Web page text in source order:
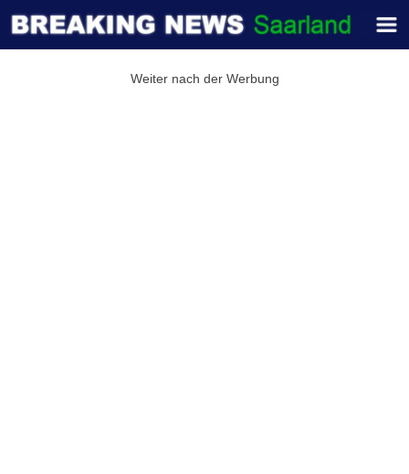
Weiter nach der Werbung